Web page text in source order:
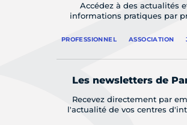
Accédez à des actualités
informations pratiques par
PROFESSIONNEL ASSOCIATION
Les newsletters de
Recevez directement par
l'actualité de vos centres